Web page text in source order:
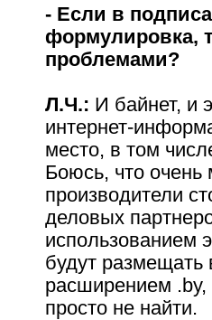
- Если в
формулировка,
проблемами?
Л.Ч.: И байнет, и
интернет-
место, в том
Боюсь, что очень
производители
деловых
использованием
будут размещать
расширением .by,
просто не найти.